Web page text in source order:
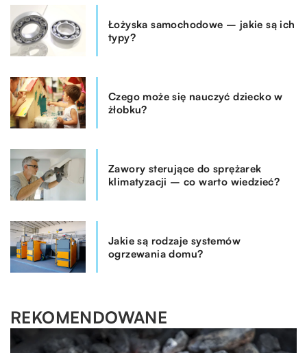
Łożyska samochodowe – jakie są ich
typy?
Czego może się nauczyć dziecko w
żłobku?
Zawory sterujące do sprężarek
klimatyzacji – co warto wiedzieć?
Jakie są rodzaje systemów
ogrzewania domu?
REKOMENDOWANE